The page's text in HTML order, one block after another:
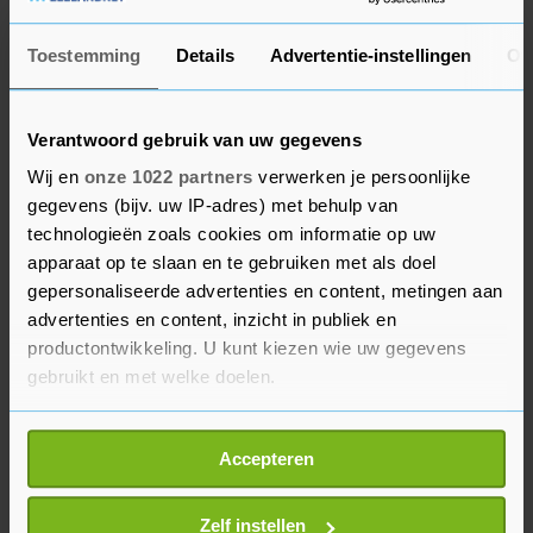
Toestemming Details Advertentie-instellingen
Verantwoord gebruik van uw gegevens
Wij en onze 1022 partners verwerken je persoonlijke
gegevens (bijv. uw IP-adres) met behulp van
technologieën zoals cookies om informatie op uw
apparaat op te slaan en te gebruiken met als doel
gepersonaliseerde advertenties en content, metingen aan
advertenties en content, inzicht in publiek en
productontwikkeling. U kunt kiezen wie uw gegevens
gebruikt en met welke doelen.
Als u het toestaat, willen we ook graag:
Informatie verzamelen over uw geografische
locatie, die tot een paar meter nauwkeurig kan zijn
Uw apparaat identificeren door het actief te
Accepteren
Zelf instellen
daarna tweewekelijks. "Het moeilijke is, iedereen
wil natuurlijk houvast, wil de datum op de
kalender alvast inkleuren wanneer je aan de
is, alle informatie wisselt aan de lopende band en
daar hebben we ons toe te verhouden."
De Jonge laat onderzoeken hoe het zit met
mensen die al corona hebben gehad en daardoor
al antistoffen hebben opgebouwd in hun lichaam.
Mogelijk kunnen zij "mogelijk wat meer naar
achteren worden geschoven." Hij heeft daarover
advies gevraagd aan de Gezondheidsraad en het
OMT, het deskundigenteam dat het kabinet
adviseert. De minister verwacht dat uiterlijk 18
januari.